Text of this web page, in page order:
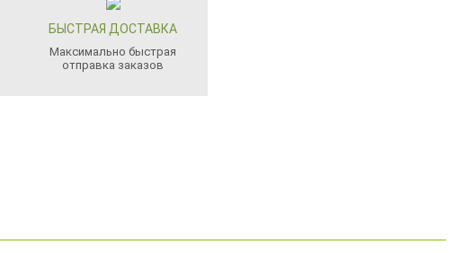
БЫСТРАЯ ДОСТАВКА
Максимально быстрая
отправка заказов